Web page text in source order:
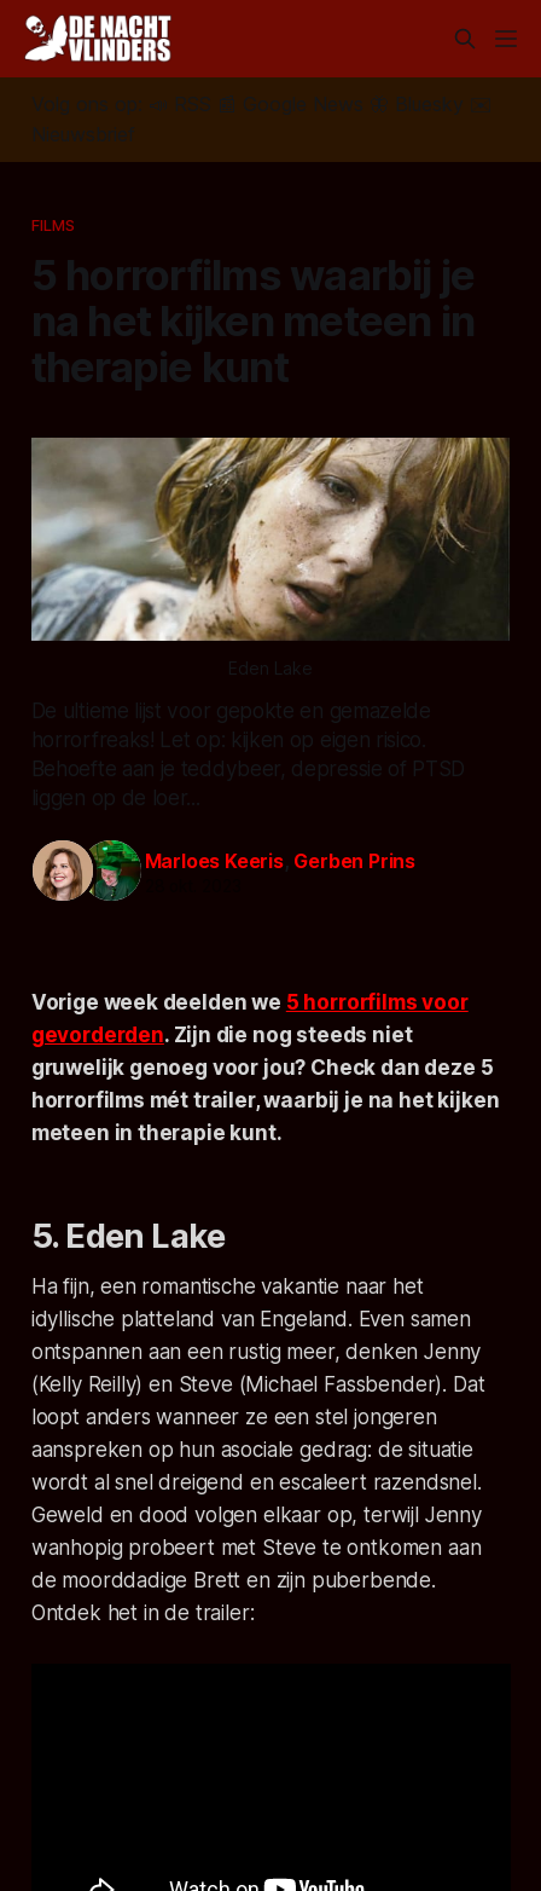
Volg ons op: 📣 RSS 📰 Google News 🦋 Bluesky
✉️
Nieuwsbrief
FILMS
5 horrorfilms waarbij je
na het kijken meteen in
therapie kunt
Eden Lake
De ultieme lijst voor gepokte en gemazelde
horrorfreaks! Let op: kijken op eigen risico.
Behoefte aan je teddybeer, depressie of PTSD
liggen op de loer...
Marloes Keeris, Gerben Prins
Vorige week deelden we 5 horrorfilms voor
gevorderden. Zijn die nog steeds niet
gruwelijk genoeg voor jou? Check dan deze 5
horrorfilms mét trailer, waarbij je na het kijken
meteen in therapie kunt.
5. Eden Lake
Ha fijn, een romantische vakantie naar het
idyllische platteland van Engeland. Even samen
ontspannen aan een rustig meer, denken Jenny
(Kelly Reilly) en Steve (Michael Fassbender). Dat
loopt anders wanneer ze een stel jongeren
aanspreken op hun asociale gedrag: de situatie
wordt al snel dreigend en escaleert razendsnel.
Geweld en dood volgen elkaar op, terwijl Jenny
wanhopig probeert met Steve te ontkomen aan
de moorddadige Brett en zijn puberbende.
Ontdek het in de trailer: